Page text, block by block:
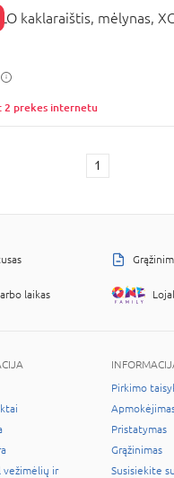
kaklaraištis, mėlynas,
2 prekes internetu
1
laikas
vežimėlių ir
Pirkimo
Pristatymas
Grąžinimas
Susisiekite